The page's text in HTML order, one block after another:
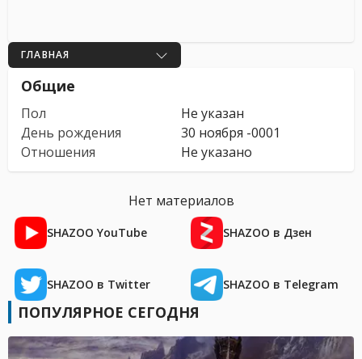
ГЛАВНАЯ
Общие
Пол
Не указан
День рождения
30 ноября -0001
Отношения
Не указано
Нет материалов
SHAZOO YouTube SHAZOO в Дзен
SHAZOO в Twitter SHAZOO в Telegram
ПОПУЛЯРНОЕ СЕГОДНЯ